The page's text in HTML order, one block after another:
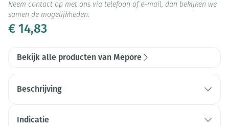
€ 14,83
Neem contact op met ons via telefoon of e-mail, dan bekijken we
samen de mogelijkheden.
Bekijk alle producten van Mepore
Beschrijving
Indicatie